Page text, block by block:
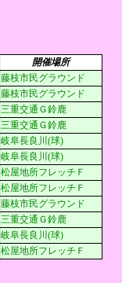
開催場所
藤枝市民グラウンド
藤枝市民グラウンド
三重交通Ｇ鈴鹿
三重交通Ｇ鈴鹿
岐阜長良川(球)
岐阜長良川(球)
松屋地所フレッチＦ
松屋地所フレッチＦ
藤枝市民グラウンド
三重交通Ｇ鈴鹿
岐阜長良川(球)
松屋地所フレッチＦ